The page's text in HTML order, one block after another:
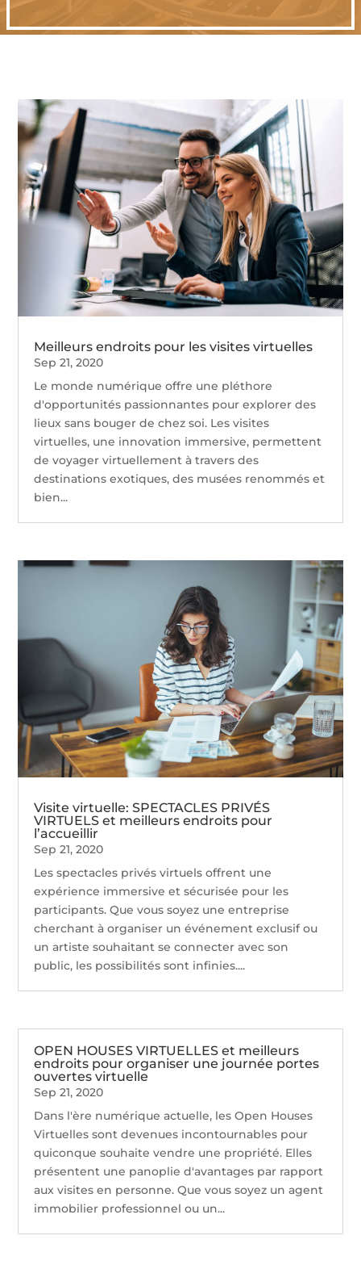
Meilleurs endroits pour les visites virtuelles
Sep 21, 2020
Le monde numérique offre une pléthore
d'opportunités passionnantes pour explorer des
lieux sans bouger de chez soi. Les visites
virtuelles, une innovation immersive, permettent
de voyager virtuellement à travers des
destinations exotiques, des musées renommés et
bien...
Visite virtuelle: SPECTACLES PRIVÉS
VIRTUELS et meilleurs endroits pour
l’accueillir
Sep 21, 2020
Les spectacles privés virtuels offrent une
expérience immersive et sécurisée pour les
participants. Que vous soyez une entreprise
cherchant à organiser un événement exclusif ou
un artiste souhaitant se connecter avec son
public, les possibilités sont infinies....
OPEN HOUSES VIRTUELLES et meilleurs
endroits pour organiser une journée portes
ouvertes virtuelle
Sep 21, 2020
Dans l'ère numérique actuelle, les Open Houses
Virtuelles sont devenues incontournables pour
quiconque souhaite vendre une propriété. Elles
présentent une panoplie d'avantages par rapport
aux visites en personne. Que vous soyez un agent
immobilier professionnel ou un...